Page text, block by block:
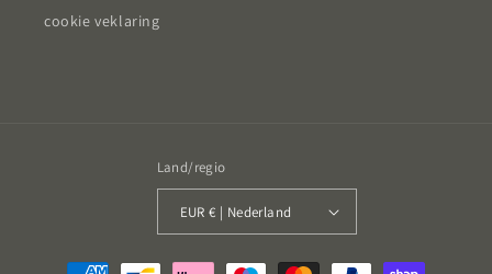
cookie veklaring
Land/regio
EUR € | Nederland
Betaalmethoden